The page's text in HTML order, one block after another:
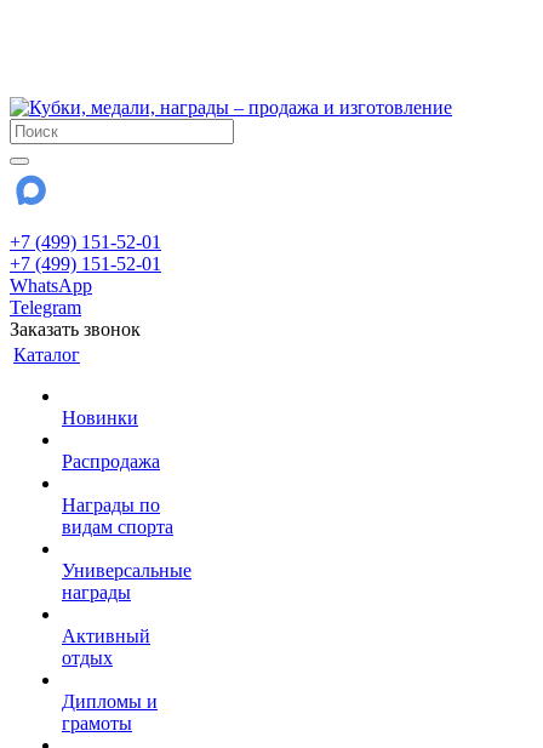
+7 (499) 151-52-01
+7 (499) 151-52-01
WhatsApp
Telegram
Заказать звонок
Каталог
Новинки
Распродажа
Награды по
видам спорта
Универсальные
награды
Активный
отдых
Дипломы и
грамоты